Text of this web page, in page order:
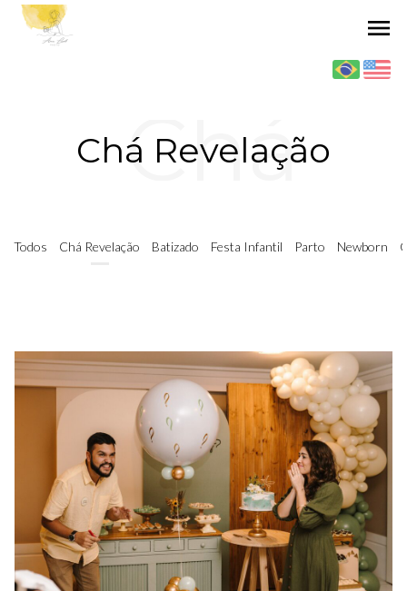
menu
Chá Revelação
Chá
Revelaç
ão
Todos Chá Revelação Batizado Festa Infantil Parto Newborn